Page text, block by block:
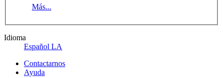
Más...
Idioma
Español LA
Contactarnos
Ayuda